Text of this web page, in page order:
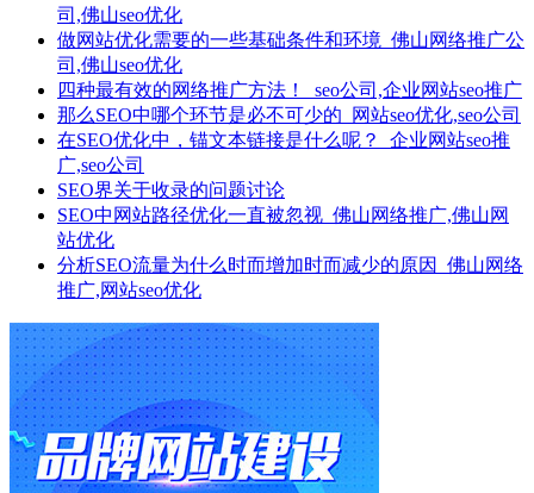
司,佛山seo优化
做网站优化需要的一些基础条件和环境_佛山网络推广公
司,佛山seo优化
四种最有效的网络推广方法！_seo公司,企业网站seo推广
那么SEO中哪个环节是必不可少的_网站seo优化,seo公司
在SEO优化中，锚文本链接是什么呢？_企业网站seo推
广,seo公司
SEO界关于收录的问题讨论
SEO中网站路径优化一直被忽视_佛山网络推广,佛山网
站优化
分析SEO流量为什么时而增加时而减少的原因_佛山网络
推广,网站seo优化